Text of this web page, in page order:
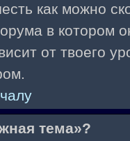
как можно
в котором
от твоего
тема»?